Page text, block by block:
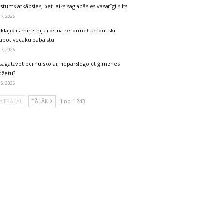
atkāpsies, bet laiks saglabāsies vasarīgi silts
2026
ministrija rosina reformēt un būtiski
vecāku pabalstu
2026
bērnu skolai, nepārslogojot ģimenes
2026
TĀLĀK 1 no 1 243